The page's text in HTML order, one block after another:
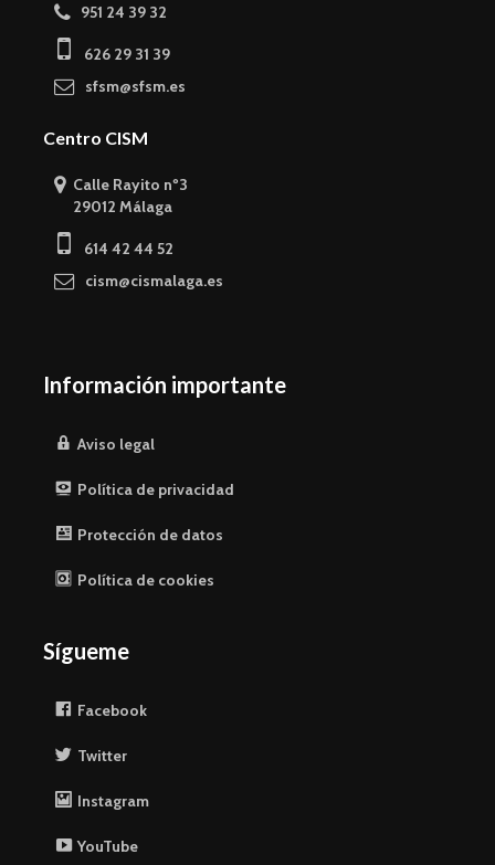
951 24 39 32
626 29 31 39
sfsm@sfsm.es
Centro CISM
Calle Rayito nº3
29012 Málaga
614 42 44 52
cism@cismalaga.es
Información importante
Aviso legal
Política de privacidad
Protección de datos
Política de cookies
Sígueme
Facebook
Twitter
Instagram
YouTube